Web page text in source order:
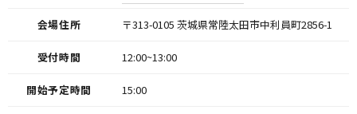
会場住所 〒313-0105 茨城県常陸太田市中利員町2856-1
受付時間 12:00~13:00
開始予定時間 15:00